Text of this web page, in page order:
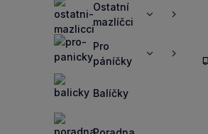
Ostatní
mazlíčci
ZobrazitZobrazit
Pro
páníčky
ZobrazitZobrazit
Balíčky